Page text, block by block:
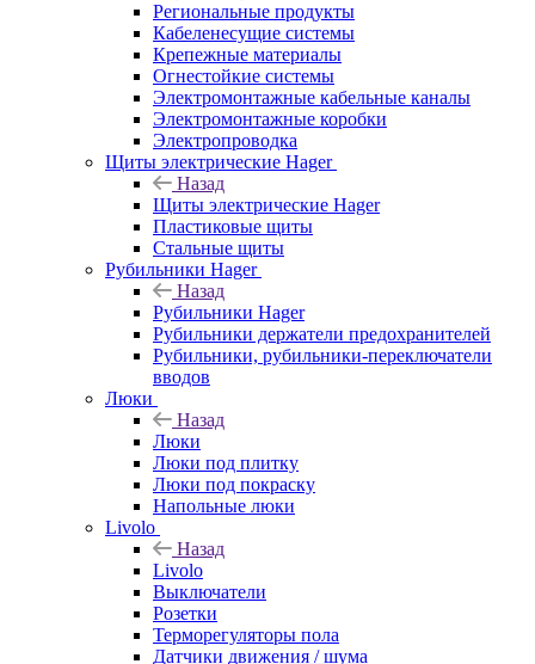
Региональные продукты
Кабеленесущие системы
Крепежные материалы
Огнестойкие системы
Электромонтажные кабельные каналы
Электромонтажные коробки
Электропроводка
Щиты электрические Hager
Назад
Щиты электрические Hager
Пластиковые щиты
Стальные щиты
Рубильники Hager
Назад
Рубильники Hager
Рубильники держатели предохранителей
Рубильники, рубильники-переключатели
вводов
Люки
Назад
Люки
Люки под плитку
Люки под покраску
Напольные люки
Livolo
Назад
Livolo
Выключатели
Розетки
Терморегуляторы пола
Датчики движения / шума